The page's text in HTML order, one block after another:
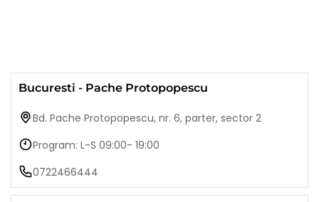
Bucuresti - Pache Protopopescu
Bd. Pache Protopopescu, nr. 6, parter, sector 2
Program: L-S 09:00- 19:00
0722466444